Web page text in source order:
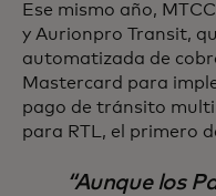
Ese mismo año,
y Aurionpro Transit,
automatizada de
Mastercard para
pago de tránsito
para RTL, el primero
Aunque los